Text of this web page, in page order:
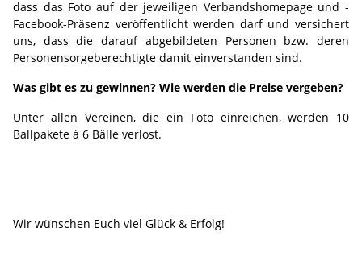
dass das Foto auf der jeweiligen Verbandshomepage und -
Facebook-Präsenz veröffentlicht werden darf und versichert
uns, dass die darauf abgebildeten Personen bzw. deren
Personensorgeberechtigte damit einverstanden sind.
Was gibt es zu gewinnen? Wie werden die Preise vergeben?
Unter allen Vereinen, die ein Foto einreichen, werden 10
Ballpakete à 6 Bälle verlost.
Wir wünschen Euch viel Glück & Erfolg!